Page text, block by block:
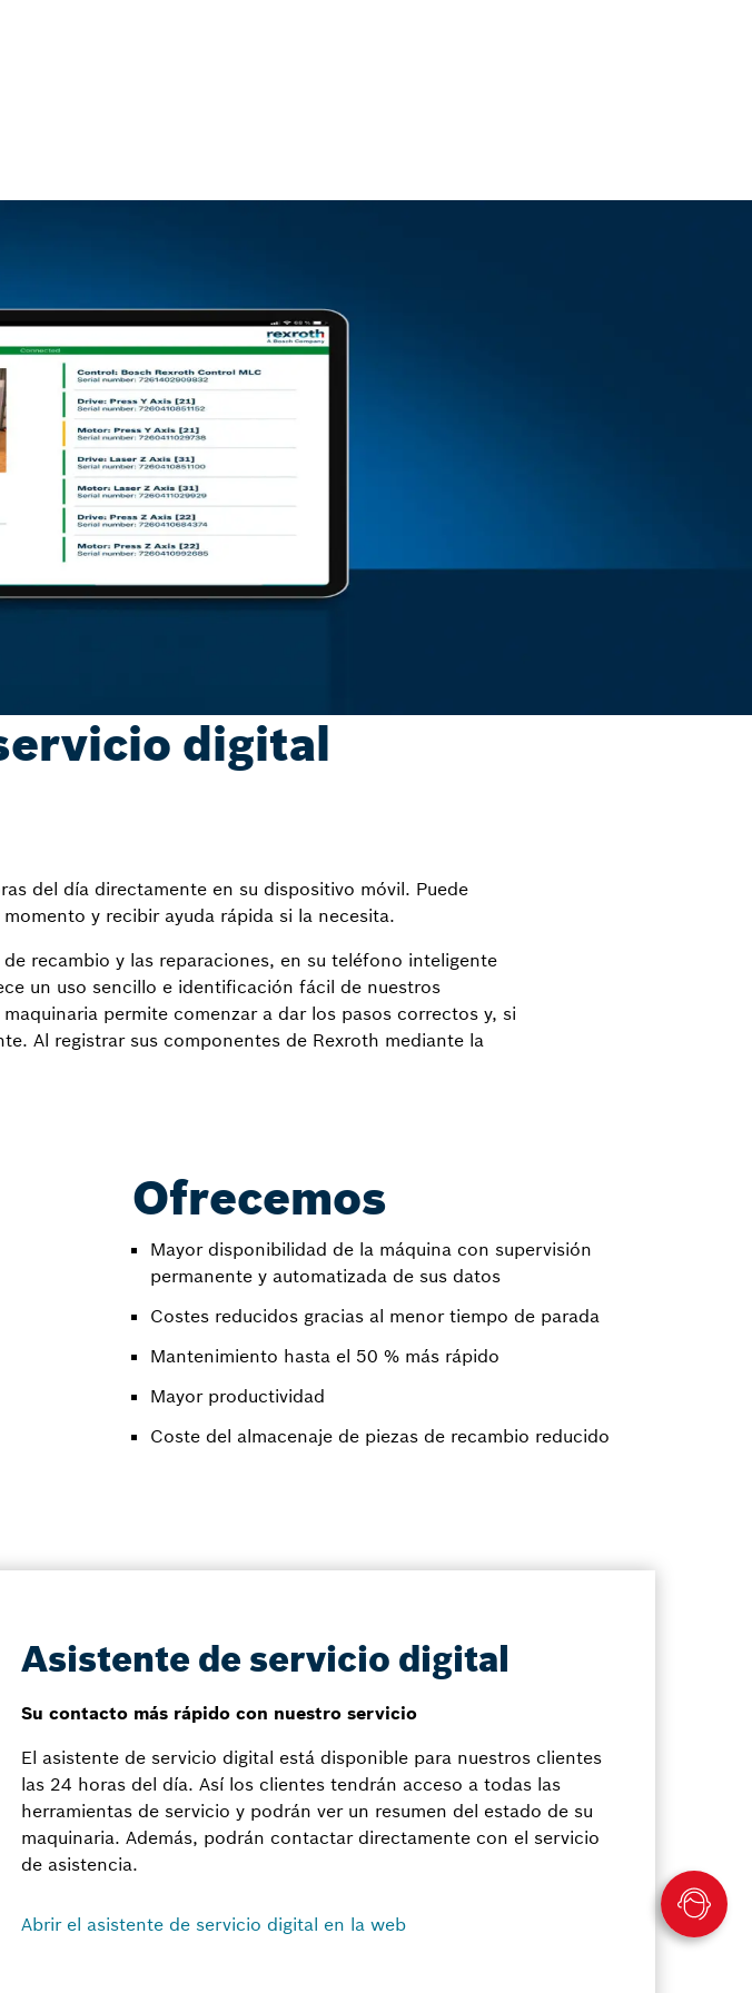
digital
del día directamente en su dispositivo móvil. Puede
y recibir ayuda rápida si la necesita.
recambio y las reparaciones, en su teléfono inteligente
un uso sencillo e identificación fácil de nuestros
permite comenzar a dar los pasos correctos y, si
Al registrar sus componentes de Rexroth mediante la
Ofrecemos
Mayor disponibilidad de la máquina con supervisión
permanente y automatizada de sus datos
Costes reducidos gracias al menor tiempo de parada
Mantenimiento hasta el 50 % más rápido
Mayor productividad
Coste del almacenaje de piezas de recambio reducido
Asistente de servicio digital
Su contacto más rápido con nuestro servicio
El asistente de servicio digital está disponible para nuestros clientes
las 24 horas del día. Así los clientes tendrán acceso a todas las
herramientas de servicio y podrán ver un resumen del estado de su
maquinaria. Además, podrán contactar directamente con el servicio
de asistencia.
Abrir el asistente de servicio digital en la web